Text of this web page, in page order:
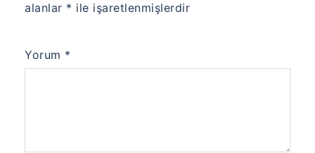
alanlar * ile işaretlenmişlerdir
Yorum *